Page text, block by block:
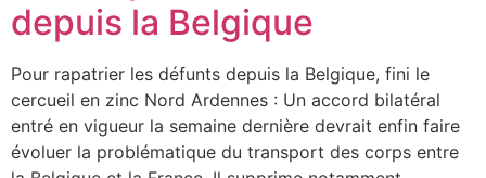
depuis la Belgique
Pour rapatrier les défunts depuis la Belgique, fini le
cercueil en zinc Nord Ardennes : Un accord bilatéral
entré en vigueur la semaine dernière devrait enfin faire
évoluer la problématique du transport des corps entre